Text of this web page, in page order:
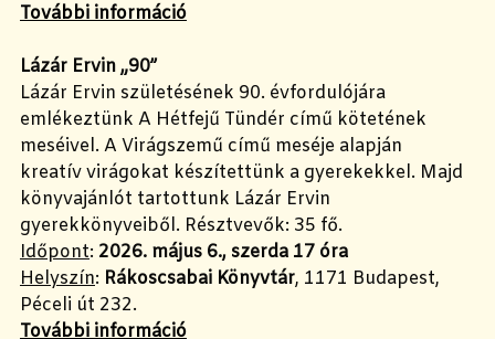
További információ
Lázár Ervin „90”
Lázár Ervin születésének 90. évfordulójára
emlékeztünk A Hétfejű Tündér című kötetének
meséivel. A Virágszemű című meséje alapján
kreatív virágokat készítettünk a gyerekekkel. Majd
könyvajánlót tartottunk Lázár Ervin
gyerekkönyveiből. Résztvevők: 35 fő.
Időpont: 2026. május 6., szerda 17 óra
Helyszín: Rákoscsabai Könyvtár, 1171 Budapest,
Péceli út 232.
További információ